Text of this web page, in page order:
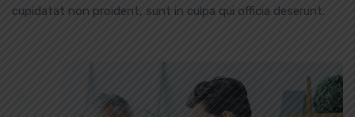
cupidatat non proident, sunt in culpa qui officia deserunt.